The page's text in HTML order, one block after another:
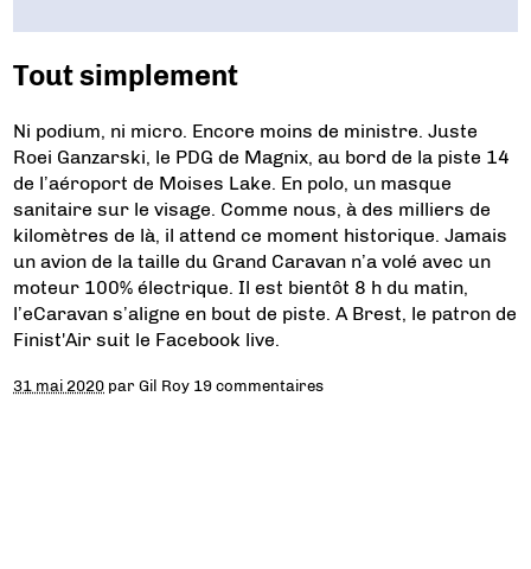
Tout simplement
Ni podium, ni micro. Encore moins de ministre. Juste
Roei Ganzarski, le PDG de Magnix, au bord de la piste 14
de l’aéroport de Moises Lake. En polo, un masque
sanitaire sur le visage. Comme nous, à des milliers de
kilomètres de là, il attend ce moment historique. Jamais
un avion de la taille du Grand Caravan n’a volé avec un
moteur 100% électrique. Il est bientôt 8 h du matin,
l’eCaravan s’aligne en bout de piste. A Brest, le patron de
Finist'Air suit le Facebook live.
31 mai 2020 parGil Roy 19 commentaires